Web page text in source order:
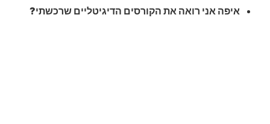
איפה אני רואה את הקורסים הדיגיטליים שרכשתי?